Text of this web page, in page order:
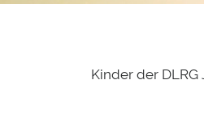
Kinder der